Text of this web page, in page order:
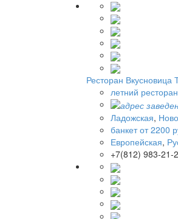
Ресторан
летний ресторан
Ладожская,
банкет от 2200
Европейская,
+7(812) 983-21-